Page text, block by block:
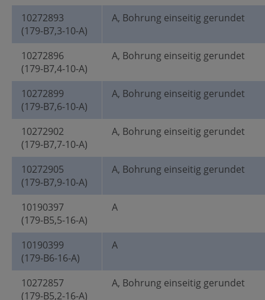
10272893
(179-B7,3-10-A)
A, Bohrung einseitig gerundet
10272896
(179-B7,4-10-A)
A, Bohrung einseitig gerundet
10272899
(179-B7,6-10-A)
A, Bohrung einseitig gerundet
10272902
(179-B7,7-10-A)
A, Bohrung einseitig gerundet
10272905
(179-B7,9-10-A)
A, Bohrung einseitig gerundet
10190397
(179-B5,5-16-A)
A
10190399
(179-B6-16-A)
A
10272857
(179-B5,2-16-A)
A, Bohrung einseitig gerundet